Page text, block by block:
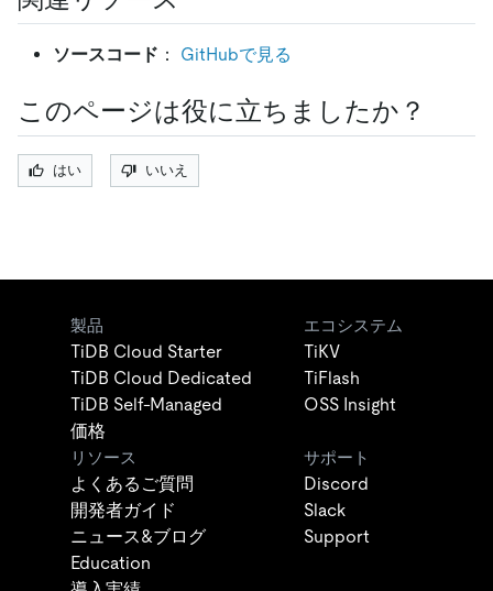
ソースコード ： GitHubで見る
このページは役に立ちましたか？
はい いいえ
製品
TiDB Cloud Starter
TiDB Cloud Dedicated
TiDB Self-Managed
価格
エコシステム
TiKV
TiFlash
OSS Insight
リソース
よくあるご質問
開発者ガイド
ニュース&ブログ
Education
サポート
Discord
Slack
Support